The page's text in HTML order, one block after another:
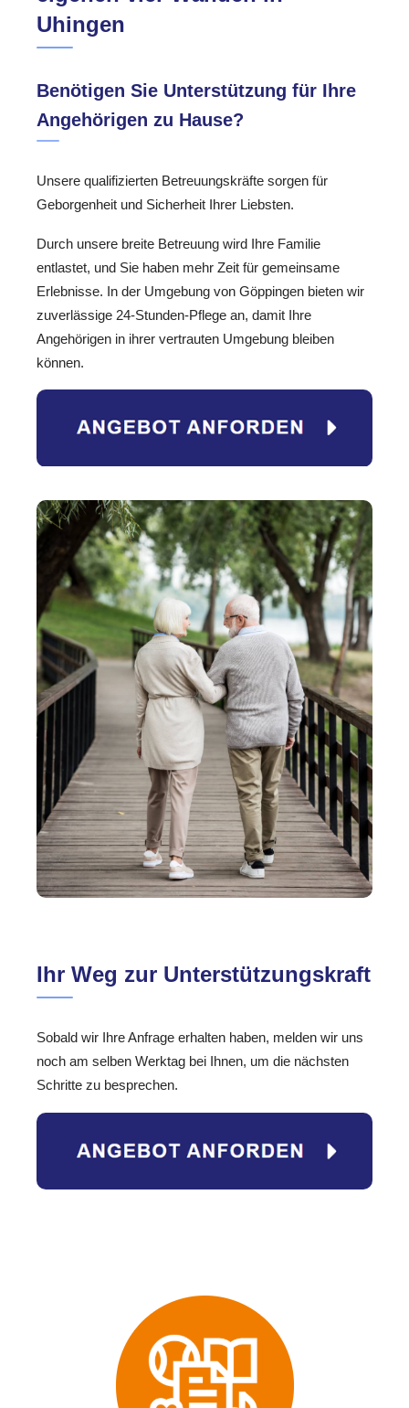
Uhingen
Benötigen Sie Unterstützung für Ihre
Angehörigen zu Hause?
Unsere qualifizierten Betreuungskräfte sorgen für
Geborgenheit und Sicherheit Ihrer Liebsten.
Durch unsere breite Betreuung wird Ihre Familie
entlastet, und Sie haben mehr Zeit für gemeinsame
Erlebnisse. In der Umgebung von Göppingen bieten wir
zuverlässige 24-Stunden-Pflege an, damit Ihre
Angehörigen in ihrer vertrauten Umgebung bleiben
können.
Ihr Weg zur Unterstützungskraft
Sobald wir Ihre Anfrage erhalten haben, melden wir uns
noch am selben Werktag bei Ihnen, um die nächsten
Schritte zu besprechen.